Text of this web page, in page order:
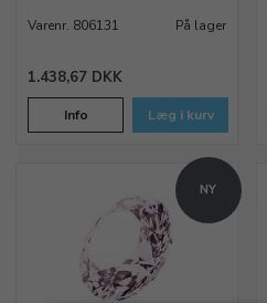
Varenr. 806131 På lager
1.438,67 DKK
Info Læg i kurv
NY